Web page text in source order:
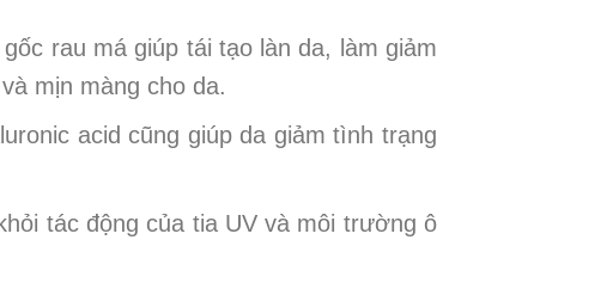
rau má giúp tái tạo làn da, làm giảm
mịn màng cho da.
acid cũng giúp da giảm tình trạng
tác động của tia UV và môi trường ô